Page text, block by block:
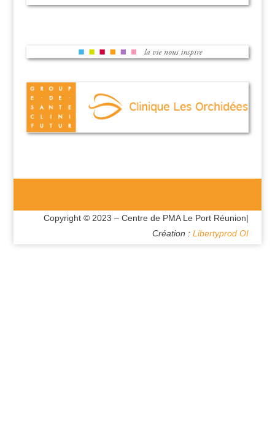
Copyright © 2023 – Centre de PMA Le Port Réunion|
Création :Libertyprod OI